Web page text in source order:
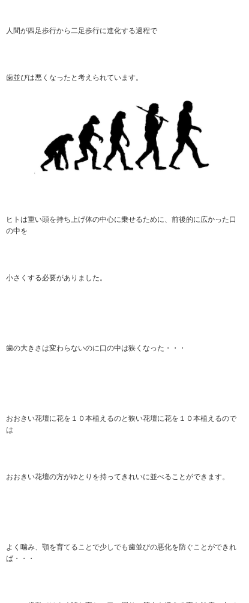
人間が四足歩行から二足歩行に進化する過程で
歯並びは悪くなったと考えられています。
ヒトは重い頭を持ち上げ体の中心に乗せるために、前後的に広かった口
の中を
小さくする必要がありました。
歯の大きさは変わらないのに口の中は狭くなった・・・
おおきい花壇に花を１０本植えるのと狭い花壇に花を１０本植えるので
は
おおきい花壇の方がゆとりを持ってきれいに並べることができます。
よく噛み、顎を育てることで少しでも歯並びの悪化を防ぐことができれ
ば・・・